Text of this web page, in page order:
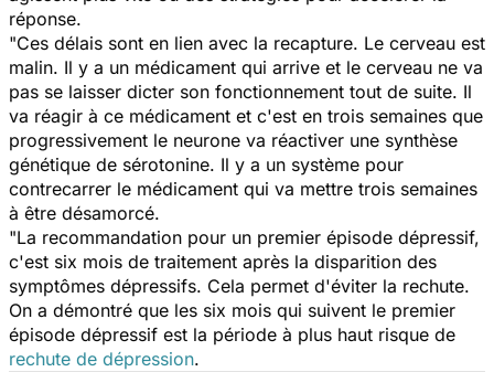
réponse.
"Ces délais sont en lien avec la recapture. Le cerveau est
malin. Il y a un médicament qui arrive et le cerveau ne va
pas se laisser dicter son fonctionnement tout de suite. Il
va réagir à ce médicament et c'est en trois semaines que
progressivement le neurone va réactiver une synthèse
génétique de sérotonine. Il y a un système pour
contrecarrer le médicament qui va mettre trois semaines
à être désamorcé.
"La recommandation pour un premier épisode dépressif,
c'est six mois de traitement après la disparition des
symptômes dépressifs. Cela permet d'éviter la rechute.
On a démontré que les six mois qui suivent le premier
épisode dépressif est la période à plus haut risque de
rechute de dépression.